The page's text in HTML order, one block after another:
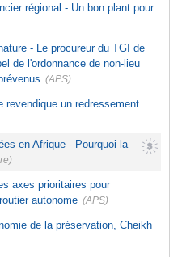
régional - Un bon plant pour
- Le procureur du TGI de
de l'ordonnance de non-lieu
(APS)
revendique un redressement
en Afrique - Pourquoi la
axes prioritaires pour
autonome (APS)
de la préservation, Cheikh